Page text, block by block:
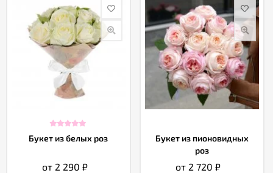
Букет из белых роз
от 2 290 ₽
Букет из пионовидных
роз
от 2 720₽